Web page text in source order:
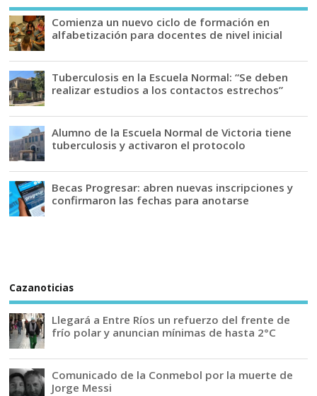
Comienza un nuevo ciclo de formación en
alfabetización para docentes de nivel inicial
Tuberculosis en la Escuela Normal: “Se deben
realizar estudios a los contactos estrechos”
Alumno de la Escuela Normal de Victoria tiene
tuberculosis y activaron el protocolo
Becas Progresar: abren nuevas inscripciones y
confirmaron las fechas para anotarse
Cazanoticias
Llegará a Entre Ríos un refuerzo del frente de
frío polar y anuncian mínimas de hasta 2°C
Comunicado de la Conmebol por la muerte de
Jorge Messi